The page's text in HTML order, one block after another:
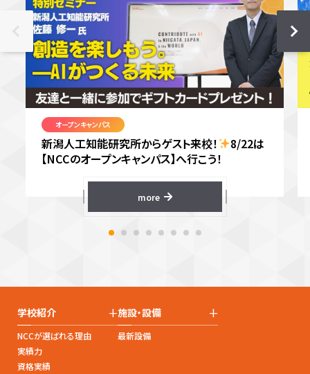
オープンキャンパス
新潟人工知能研究所からゲスト来校！
8/22は
【NCCのオープンキャンパス】へ行こう！
more
学校紹介 +
NCCが選ばれる理由
実績力
資格実績
施設・設備 +
最新設備